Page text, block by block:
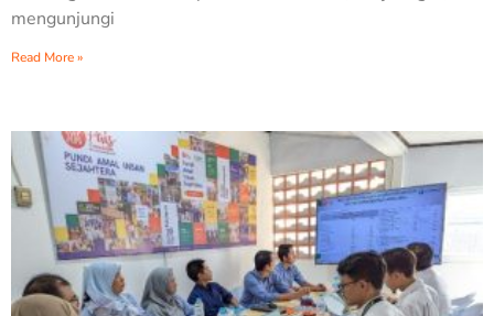
mengunjungi
Read More »